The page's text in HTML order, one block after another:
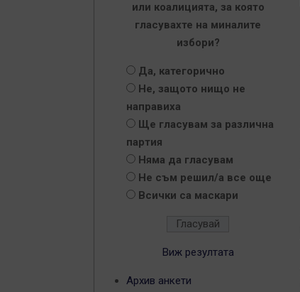
или коалицията, за която
гласувахте на миналите
избори?
Да, категорично
Не, защото нищо не
направиха
Ще гласувам за различна
партия
Няма да гласувам
Не съм решил/а все още
Всички са маскари
Виж резултата
Архив анкети